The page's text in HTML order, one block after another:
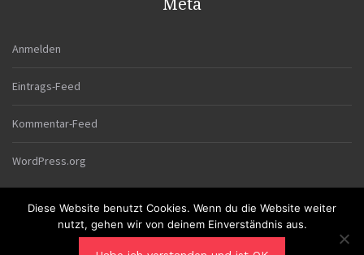
Meta
Anmelden
Eintrags-Feed
Kommentar-Feed
WordPress.org
Diese Website benutzt Cookies. Wenn du die Website weiter
nutzt, gehen wir von deinem Einverständnis aus.